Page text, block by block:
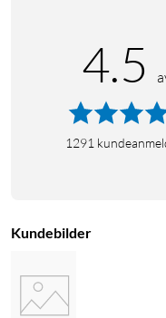
4.5
1291
Kundebilder